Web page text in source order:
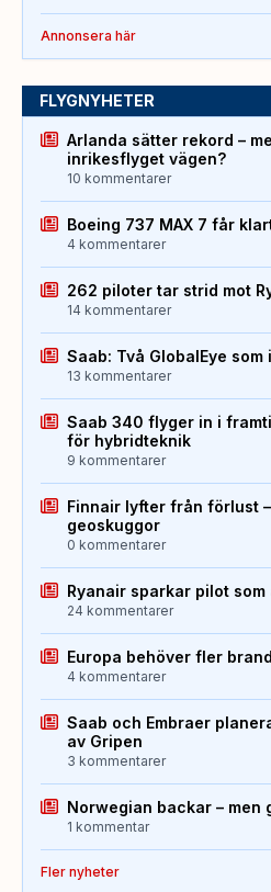
Annonsera här
FLYGNYHETER
Arlanda sätter rekord –
inrikesflyget vägen?
10 kommentarer
Boeing 737 MAX 7 får
4 kommentarer
262 piloter tar strid mot
14 kommentarer
Saab: Två GlobalEye
13 kommentarer
Saab 340 flyger in i
för hybridteknik
9 kommentarer
Finnair lyfter från förlust
geoskuggor
0 kommentarer
Ryanair sparkar pilot
24 kommentarer
Europa behöver fler
4 kommentarer
Saab och Embraer
av Gripen
3 kommentarer
Norwegian backar – men
1 kommentar
Fler nyheter